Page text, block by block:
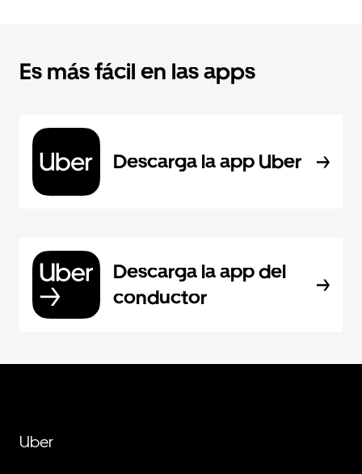
Es más fácil en las apps
Descarga la app Uber
Descarga la app del
conductor
Uber